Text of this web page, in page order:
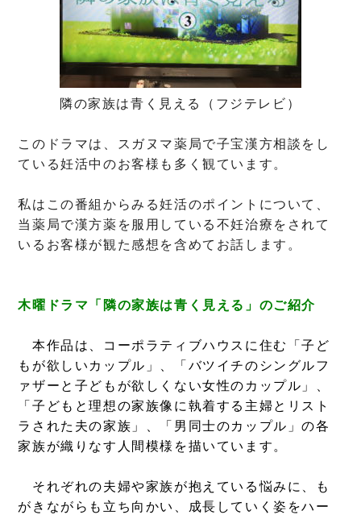
隣の家族は青く見える（フジテレビ）
このドラマは、スガヌマ薬局で子宝漢方相談をし
ている妊活中のお客様も多く観ています。
私はこの番組からみる妊活のポイントについて、
当薬局で漢方薬を服用している不妊治療をされて
いるお客様が観た感想を含めてお話します。
木曜ドラマ「隣の家族は青く見える」のご紹介
本作品は、コーポラティブハウスに住む「子ど
もが欲しいカップル」、「バツイチのシングルフ
ァザーと子どもが欲しくない女性のカップル」、
「子どもと理想の家族像に執着する主婦とリスト
ラされた夫の家族」、「男同士のカップル」の各
家族が織りなす人間模様を描いています。
それぞれの夫婦や家族が抱えている悩みに、も
がきながらも立ち向かい、成長していく姿をハー